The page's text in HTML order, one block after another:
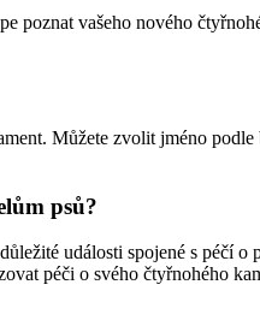
vašeho nového
Můžete zvolit jméno
psů?
události spojené s péčí
péči o svého čtyřnohého